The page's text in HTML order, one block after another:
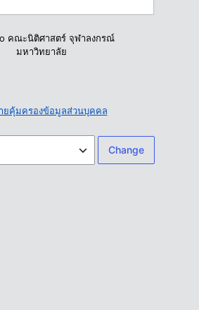
คณะนิติศาสตร์ จุฬาลงกรณ์
มหาวิทยาลัย
ยคุ้มครองข้อมูลส่วนบุคคล